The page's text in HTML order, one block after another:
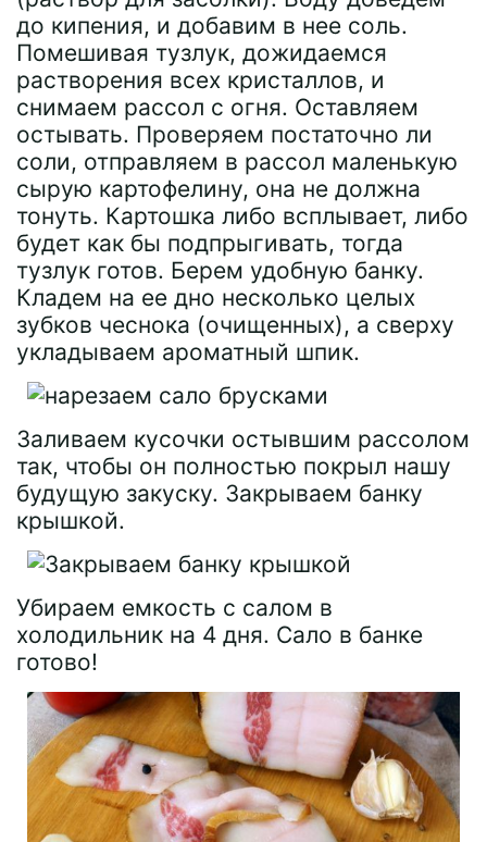
до кипения, и добавим в нее соль.
Помешивая тузлук, дожидаемся
растворения всех кристаллов, и
снимаем рассол с огня. Оставляем
остывать. Проверяем постаточно ли
соли, отправляем в рассол маленькую
сырую картофелину, она не должна
тонуть. Картошка либо всплывает, либо
будет как бы подпрыгивать, тогда
тузлук готов. Берем удобную банку.
Кладем на ее дно несколько целых
зубков чеснока (очищенных), а сверху
укладываем ароматный шпик.
Заливаем кусочки остывшим рассолом
так, чтобы он полностью покрыл нашу
будущую закуску. Закрываем банку
крышкой.
Убираем емкость с салом в
холодильник на 4 дня. Сало в банке
готово!